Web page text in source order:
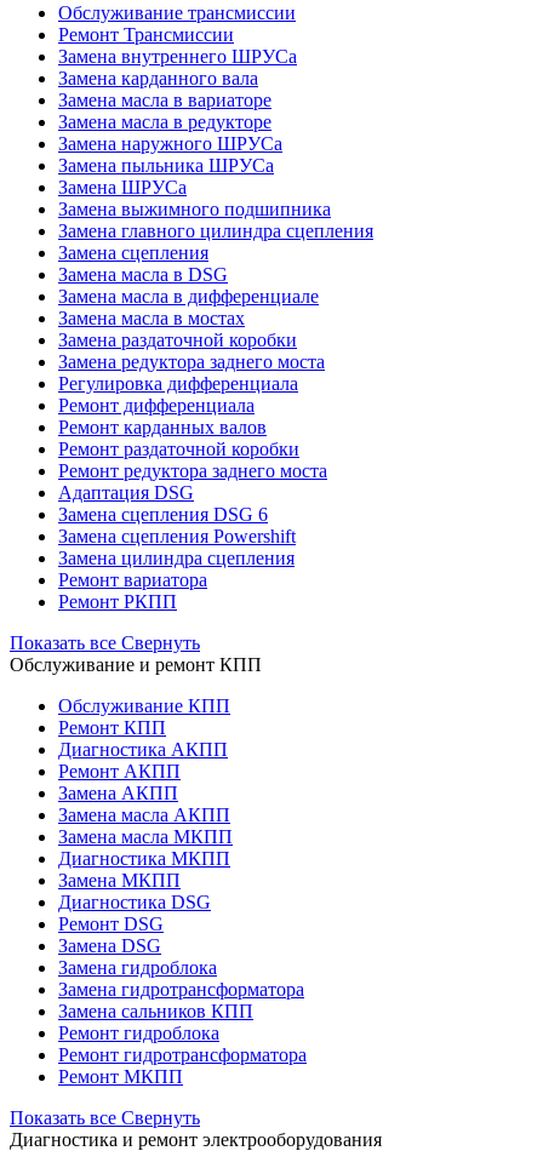
Обслуживание трансмиссии
Ремонт Трансмиссии
Замена внутреннего ШРУСа
Замена карданного вала
Замена масла в вариаторе
Замена масла в редукторе
Замена наружного ШРУСа
Замена пыльника ШРУСа
Замена ШРУСа
Замена выжимного подшипника
Замена главного цилиндра сцепления
Замена сцепления
Замена масла в DSG
Замена масла в дифференциале
Замена масла в мостах
Замена раздаточной коробки
Замена редуктора заднего моста
Регулировка дифференциала
Ремонт дифференциала
Ремонт карданных валов
Ремонт раздаточной коробки
Ремонт редуктора заднего моста
Адаптация DSG
Замена сцепления DSG 6
Замена сцепления Powershift
Замена цилиндра сцепления
Ремонт вариатора
Ремонт РКПП
Показать все Свернуть
Обслуживание и ремонт КПП
Обслуживание КПП
Ремонт КПП
Диагностика АКПП
Ремонт АКПП
Замена АКПП
Замена масла АКПП
Замена масла МКПП
Диагностика МКПП
Замена МКПП
Диагностика DSG
Ремонт DSG
Замена DSG
Замена гидроблока
Замена гидротрансформатора
Замена сальников КПП
Ремонт гидроблока
Ремонт гидротрансформатора
Ремонт МКПП
Показать все Свернуть
Диагностика и ремонт электрооборудования